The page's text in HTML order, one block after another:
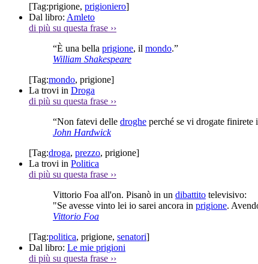
[Tag:prigione, prigioniero]
Dal libro: Amleto
di più su questa frase ››
“È una bella prigione, il mondo.”
William Shakespeare
[Tag:mondo, prigione]
La trovi in Droga
di più su questa frase ››
“Non fatevi delle droghe perché se vi drogate finirete
John Hardwick
[Tag:droga, prezzo, prigione]
La trovi in Politica
di più su questa frase ››
Vittorio Foa all'on. Pisanò in un dibattito televisivo:
"Se avesse vinto lei io sarei ancora in prigione.
Vittorio Foa
[Tag:politica, prigione, senatori]
Dal libro: Le mie prigioni
di più su questa frase ››